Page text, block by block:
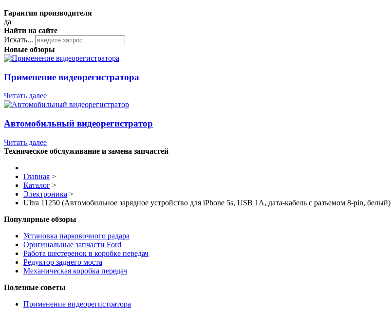
Гарантия производителя
да
Найти на сайте
Искать...
Новые обзоры
Применение видеорегистратора
Читать далее
Автомобильный видеорегистратор
Читать далее
Техническое обслуживание и замена запчастей
Главная >
Каталог >
Электроника >
Ultra 11250 (Автомобильное зарядное устройство для iPhone 5s, USB 1A, дата-кабель c разъемом 8-pin, белый)
Популярные обзоры
Установка парковочного радара
Оригинальные запчасти Ford
Работа шестеренок в коробке передач
Редуктор заднего моста
Механическая коробка передач
Полезные советы
Применение видеорегистратора